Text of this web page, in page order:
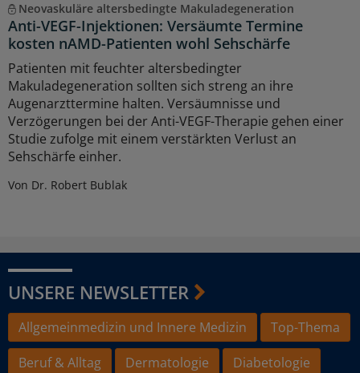
Neovaskuläre altersbedingte Makuladegeneration
Anti-VEGF-Injektionen: Versäumte Termine
kosten nAMD-Patienten wohl Sehschärfe
Patienten mit feuchter altersbedingter
Makuladegeneration sollten sich streng an ihre
Augenarzttermine halten. Versäumnisse und
Verzögerungen bei der Anti-VEGF-Therapie gehen einer
Studie zufolge mit einem verstärkten Verlust an
Sehschärfe einher.
Von Dr. Robert Bublak
UNSERE NEWSLETTER
Allgemeinmedizin und Innere Medizin
Top-Thema
Beruf & Alltag
Dermatologie
Diabetologie